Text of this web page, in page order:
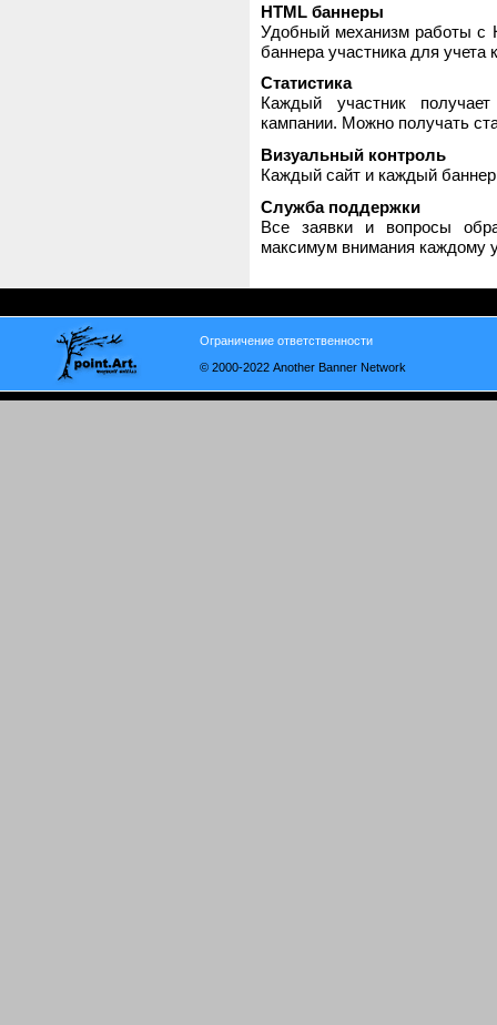
HTML баннеры
Удобный механизм работы с
баннера участника для
Статистика
Каждый участник
кампании. Можно получать
Визуальный контроль
Каждый сайт и каждый
Служба поддержки
Все заявки и вопросы
максимум внимания каждому
Ограничение ответственности
© 2000-2022 Another Banner Network